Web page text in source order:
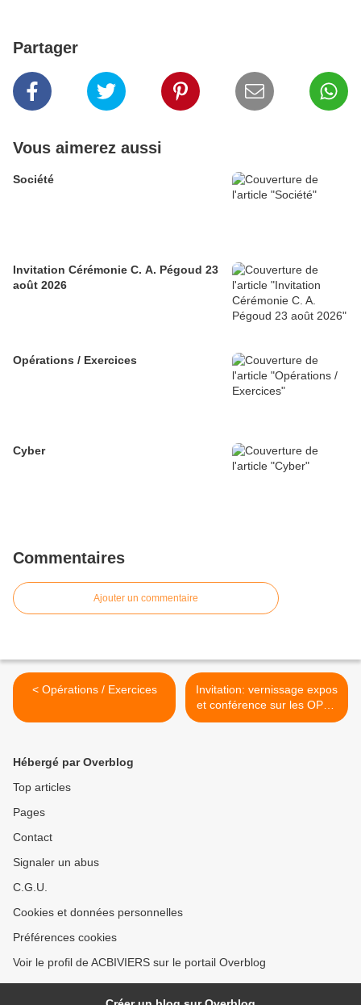
Partager
Vous aimerez aussi
Société
Invitation Cérémonie C. A. Pégoud 23
août 2026
Opérations / Exercices
Cyber
Commentaires
Ajouter un commentaire
< Opérations / Exercices
Invitation: vernissage expos
et conférence sur les OPEX
et l'attentat du Drakkar, à
Hébergé par Overblog
Top articles
Pages
Contact
Signaler un abus
C.G.U.
Cookies et données personnelles
Préférences cookies
Voir le profil de ACBIVIERS sur le portail Overblog